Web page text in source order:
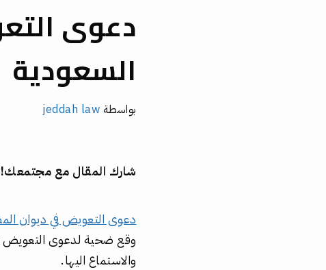
دعوى
السعودية
بواسطة jeddah law
شارك المقال مع مجتمعك!
دعوى التعويض في ديوان
وقع ضحية لدعوى التعويض
والاستماع اليها.